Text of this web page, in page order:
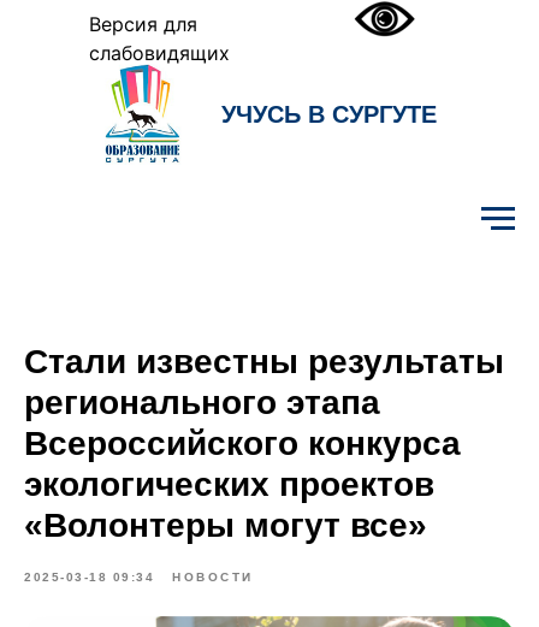
Версия для
слабовидящих
УЧУСЬ В СУРГУТЕ
Стали известны результаты
регионального этапа
Всероссийского конкурса
экологических проектов
«Волонтеры могут все»
2025-03-18 09:34 НОВОСТИ